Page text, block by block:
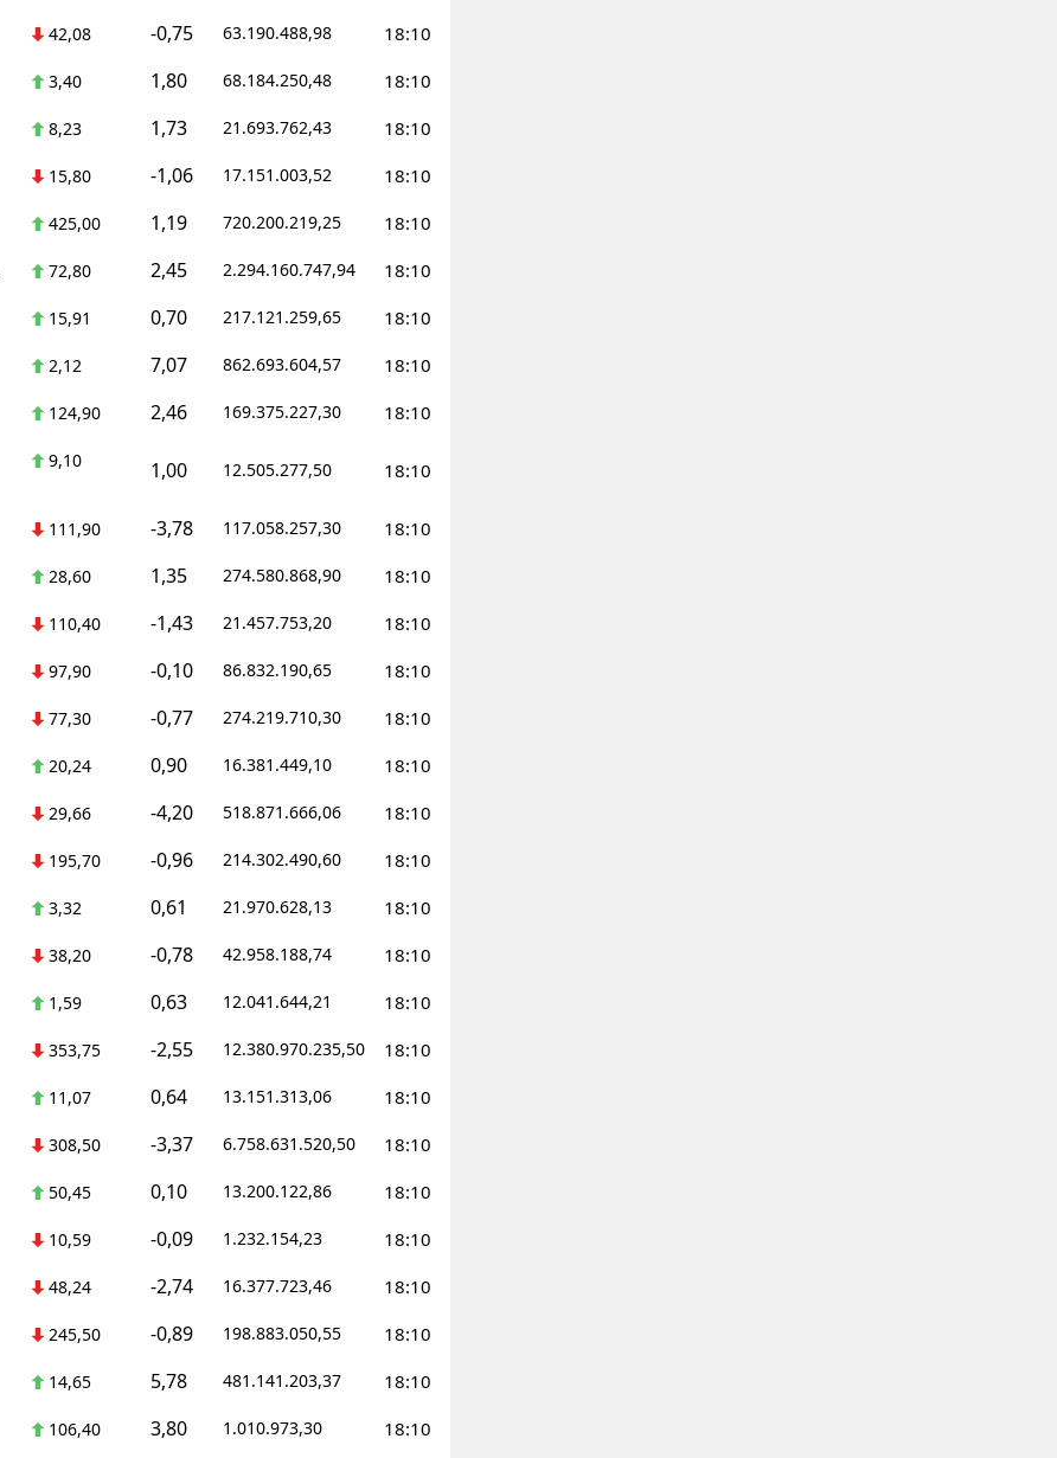
42,08 -0,75 63.190.488,98 18:10
3,40 1,80 68.184.250,48 18:10
8,23 1,73 21.693.762,43 18:10
15,80 -1,06 17.151.003,52 18:10
425,00 1,19 720.200.219,25 18:10
72,80 2,45 2.294.160.747,94 18:10
15,91 0,70 217.121.259,65 18:10
2,12 7,07 862.693.604,57 18:10
124,90 2,46 169.375.227,30 18:10
9,10 1,00 12.505.277,50 18:10
111,90 -3,78 117.058.257,30 18:10
28,60 1,35 274.580.868,90 18:10
110,40 -1,43 21.457.753,20 18:10
97,90 -0,10 86.832.190,65 18:10
77,30 -0,77 274.219.710,30 18:10
20,24 0,90 16.381.449,10 18:10
29,66 -4,20 518.871.666,06 18:10
195,70 -0,96 214.302.490,60 18:10
3,32 0,61 21.970.628,13 18:10
38,20 -0,78 42.958.188,74 18:10
1,59 0,63 12.041.644,21 18:10
353,75 -2,55 12.380.970.235,50 18:10
11,07 0,64 13.151.313,06 18:10
308,50 -3,37 6.758.631.520,50 18:10
50,45 0,10 13.200.122,86 18:10
10,59 -0,09 1.232.154,23 18:10
48,24 -2,74 16.377.723,46 18:10
245,50 -0,89 198.883.050,55 18:10
14,65 5,78 481.141.203,37 18:10
106,40 3,80 1.010.973,30 18:10